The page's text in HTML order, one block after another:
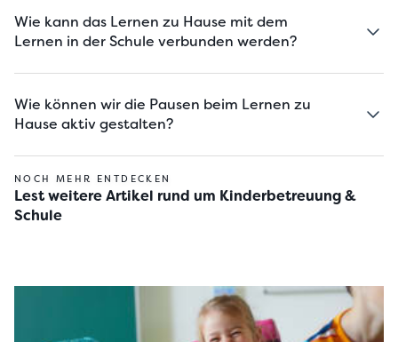
Wie kann das Lernen zu Hause mit dem
Lernen in der Schule verbunden werden?
Wie können wir die Pausen beim Lernen zu
Hause aktiv gestalten?
NOCH MEHR ENTDECKEN
Lest weitere Artikel rund um Kinderbetreuung &
Schule